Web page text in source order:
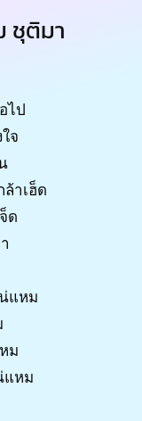
ชุติมา
ไป
จ
าเฮ็ด
ด
แหม
ม
แหม